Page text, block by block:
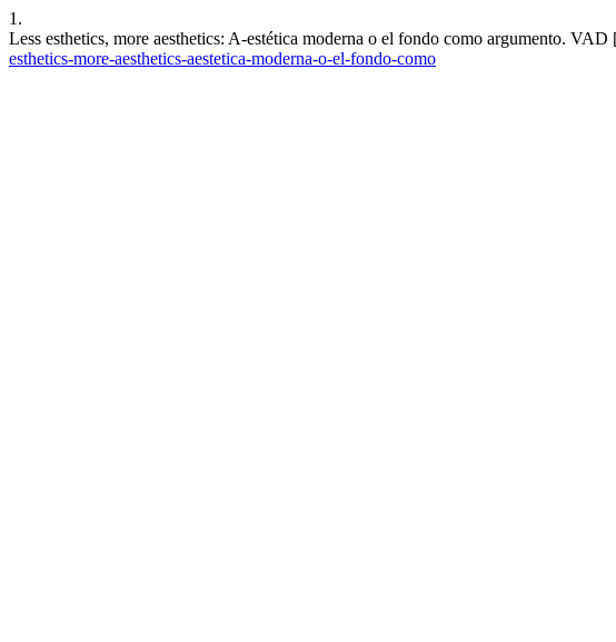
1.
Less esthetics, more aesthetics: A-estética moderna o el fondo como argumento.
esthetics-more-aesthetics-aestetica-moderna-o-el-fondo-como